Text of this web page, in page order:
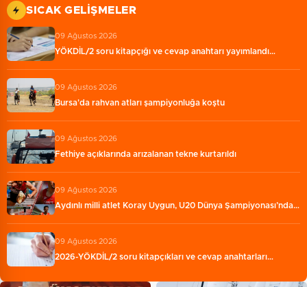
SICAK GELIŞMELER
09 Ağustos 2026
YÖKDİL/2 soru kitapçığı ve cevap anahtarı yayımlandı…
09 Ağustos 2026
Bursa'da rahvan atları şampiyonluğa koştu
09 Ağustos 2026
Fethiye açıklarında arızalanan tekne kurtarıldı
09 Ağustos 2026
Aydınlı milli atlet Koray Uygun, U20 Dünya Şampiyonası’nda…
09 Ağustos 2026
2026-YÖKDİL/2 soru kitapçıkları ve cevap anahtarları…